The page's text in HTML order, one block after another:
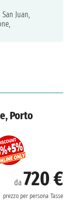
San Juan,
Porto
da 720 €
prezzo per persona Tasse